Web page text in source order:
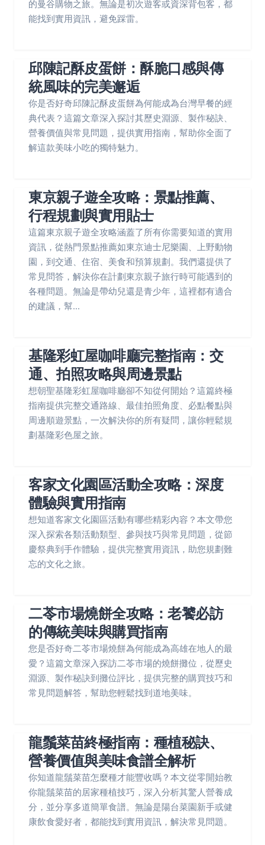
的曼谷購物之旅。無論是初次遊客或資深背包客，都
能找到實用資訊，避免踩雷。
邱陳記酥皮蛋餅：酥脆口感與傳
統風味的完美邂逅
你是否好奇邱陳記酥皮蛋餅為何能成為台灣早餐的經
典代表？這篇文章深入探討其歷史淵源、製作秘訣、
營養價值與常見問題，提供實用指南，幫助你全面了
解這款美味小吃的獨特魅力。
東京親子遊全攻略：景點推薦、
行程規劃與實用貼士
這篇東京親子遊全攻略涵蓋了所有你需要知道的實用
資訊，從熱門景點推薦如東京迪士尼樂園、上野動物
園，到交通、住宿、美食和預算規劃。我們還提供了
常見問答，解決你在計劃東京親子旅行時可能遇到的
各種問題。無論是帶幼兒還是青少年，這裡都有適合
的建議，幫...
基隆彩虹屋咖啡廳完整指南：交
通、拍照攻略與周邊景點
想朝聖基隆彩虹屋咖啡廳卻不知從何開始？這篇終極
指南提供完整交通路線、最佳拍照角度、必點餐點與
周邊順遊景點，一次解決你的所有疑問，讓你輕鬆規
劃基隆彩色屋之旅。
客家文化園區活動全攻略：深度
體驗與實用指南
想知道客家文化園區活動有哪些精彩內容？本文帶您
深入探索各類活動類型、參與技巧與常見問題，從節
慶祭典到手作體驗，提供完整實用資訊，助您規劃難
忘的文化之旅。
二苓市場燒餅全攻略：老饕必訪
的傳統美味與購買指南
您是否好奇二苓市場燒餅為何能成為高雄在地人的最
愛？這篇文章深入探訪二苓市場的燒餅攤位，從歷史
淵源、製作秘訣到攤位評比，提供完整的購買技巧和
常見問題解答，幫助您輕鬆找到道地美味。
龍鬚菜苗終極指南：種植秘訣、
營養價值與美味食譜全解析
你知道龍鬚菜苗怎麼種才能豐收嗎？本文從零開始教
你龍鬚菜苗的居家種植技巧，深入分析其驚人營養成
分，並分享多道簡單食譜。無論是陽台菜園新手或健
康飲食愛好者，都能找到實用資訊，解決常見問題。